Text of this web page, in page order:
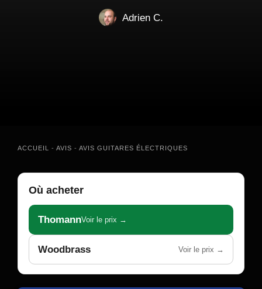
Adrien C.
ACCUEIL - AVIS - AVIS GUITARES ÉLECTRIQUES
Où acheter
ThomannVoir le prix →
Woodbrass Voir le prix →